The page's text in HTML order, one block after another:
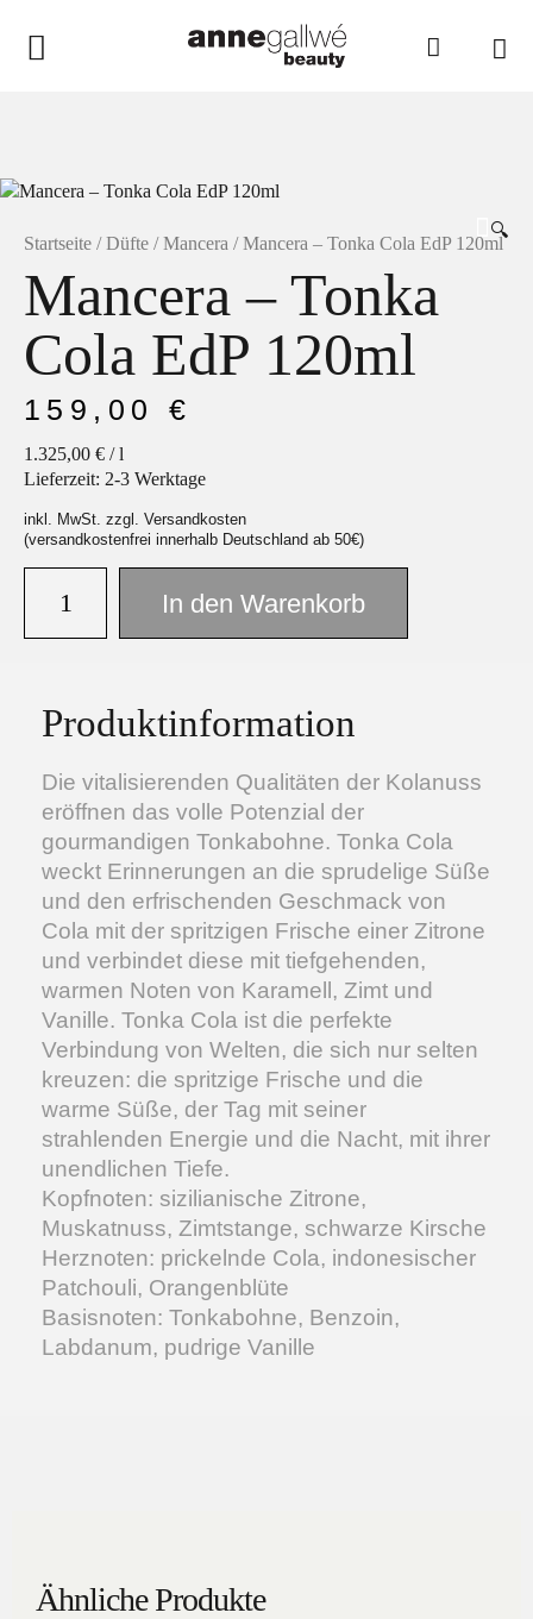
Shop
Düfte
Pflege
Raumdüfte
weitere Marken im Ladenlokal
Kontakt
🔍
Startseite /Düfte /Mancera / Mancera – Tonka Cola EdP 120ml
Mancera – Tonka
Cola EdP 120ml
159,00 €
1.325,00 € /l
Lieferzeit: 2-3 Werktage
inkl. MwSt. zzgl. Versandkosten
(versandkostenfrei innerhalb Deutschland ab 50€)
In den Warenkorb
Produktinformation
Die vitalisierenden Qualitäten der Kolanuss
eröffnen das volle Potenzial der
gourmandigen Tonkabohne. Tonka Cola
weckt Erinnerungen an die sprudelige Süße
und den erfrischenden Geschmack von
Cola mit der spritzigen Frische einer Zitrone
und verbindet diese mit tiefgehenden,
warmen Noten von Karamell, Zimt und
Vanille. Tonka Cola ist die perfekte
Verbindung von Welten, die sich nur selten
kreuzen: die spritzige Frische und die
warme Süße, der Tag mit seiner
strahlenden Energie und die Nacht, mit ihrer
unendlichen Tiefe.
Kopfnoten: sizilianische Zitrone,
Muskatnuss, Zimtstange, schwarze Kirsche
Herznoten: prickelnde Cola, indonesischer
Patchouli, Orangenblüte
Basisnoten: Tonkabohne, Benzoin,
Labdanum, pudrige Vanille
Ähnliche Produkte